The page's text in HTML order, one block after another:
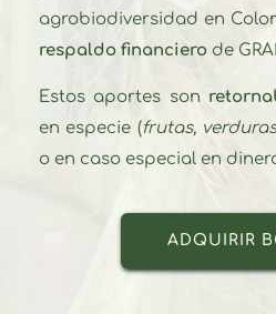
respaldo financiero de
Estos aportes son
en especie (frutas,
o en caso especial en
ADQUIRIR